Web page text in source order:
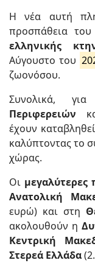
Η νέα αυτή
προσπάθεια
ελληνικής
Αύγουστο του
ζωονόσου.
Συνολικά,
Περιφερειών
έχουν
καλύπτοντας το
χώρας.
Οι μεγαλύτερες
Ανατολική
ευρώ) και στη
ακολουθούν η
Κεντρική
Στερεά Ελλάδα